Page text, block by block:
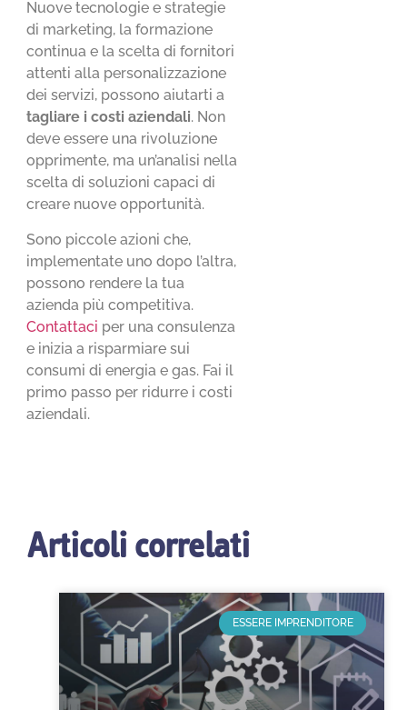
Nuove tecnologie e strategie
di marketing, la formazione
continua e la scelta di fornitori
attenti alla personalizzazione
dei servizi, possono aiutarti a
tagliare i costi aziendali. Non
deve essere una rivoluzione
opprimente, ma un’analisi nella
scelta di soluzioni capaci di
creare nuove opportunità.
Sono piccole azioni che,
implementate uno dopo l’altra,
possono rendere la tua
azienda più competitiva.
Contattaci per una consulenza
e inizia a risparmiare sui
consumi di energia e gas. Fai il
primo passo per ridurre i costi
aziendali.
Articoli correlati
ESSERE IMPRENDITORE